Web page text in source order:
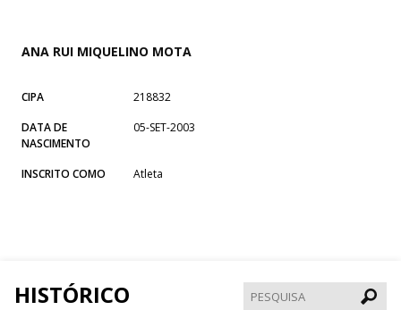
ANA RUI MIQUELINO MOTA
CIPA
218832
DATA DE
NASCIMENTO
05-SET-2003
INSCRITO COMO Atleta
HISTÓRICO